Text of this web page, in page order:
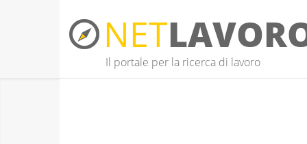
NET
Il portale per la ricerca di lavoro